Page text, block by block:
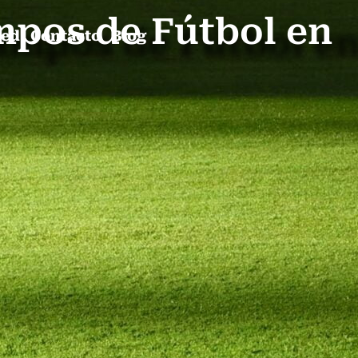
Contacto Blog
de Fútbol en